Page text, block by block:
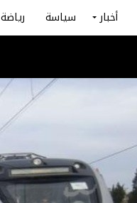
أخبار سياسة رياضة